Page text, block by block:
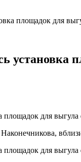
площадок для
установка